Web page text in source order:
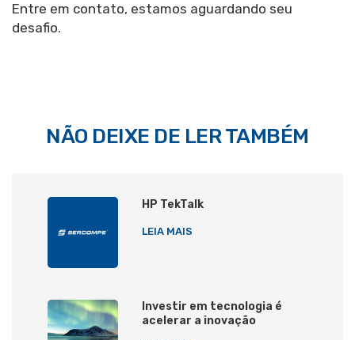
Entre em contato, estamos aguardando seu
desafio.
NÃO DEIXE DE LER TAMBÉM
HP TekTalk
LEIA MAIS
Investir em tecnologia é
acelerar a inovação